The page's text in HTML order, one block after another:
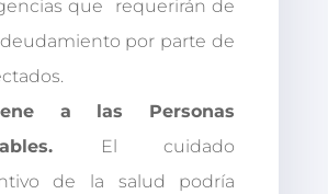
que requerirán de
por parte de
a las Personas
El cuidado
de la salud podría